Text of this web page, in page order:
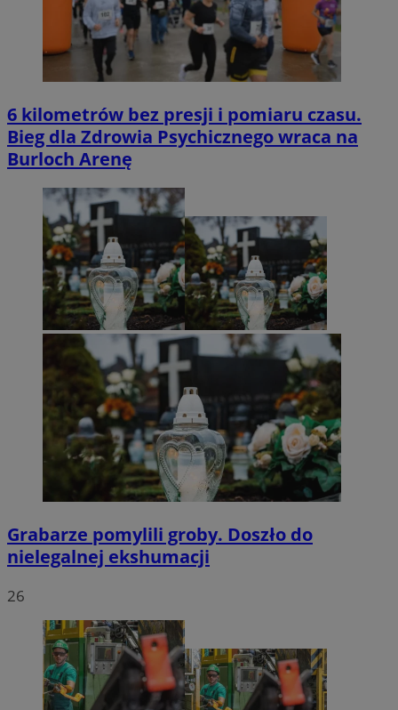
6 kilometrów bez presji i pomiaru czasu.
Bieg dla Zdrowia Psychicznego wraca na
Burloch Arenę
Grabarze pomylili groby. Doszło do
nielegalnej ekshumacji
26